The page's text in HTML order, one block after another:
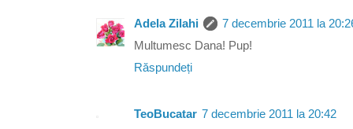
Adela Zilahi
7 decembrie 2011 la
Multumesc Dana! Pup!
Răspundeți
TeoBucatar 7 decembrie 2011 la 20:42